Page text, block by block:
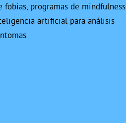
programas de mindfulness
artificial para análisis